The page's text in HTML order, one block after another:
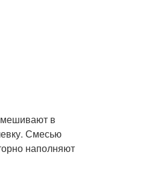
в
Смесью
наполняют